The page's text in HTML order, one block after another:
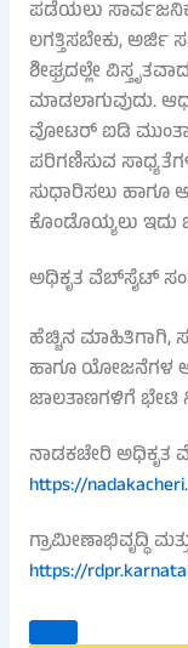
ಪಡೆಯಲು
ಲಗತ್ತಿಸಬೇಕು, ಅರ್ಜಿ
ಶೀಘ್ರದಲ್ಲೇ
ಮಾಡಲಾಗುವುದು.
ವೋಟರ್ ಐಡಿ
ಪರಿಗಣಿಸುವ
ಸುಧಾರಿಸಲು ಹಾಗೂ
ಕೊಂಡೊಯ್ಯಲು ಇದು
ಅಧಿಕೃತ ವೆಬ್‌ಸೈಟ್
ಹೆಚ್ಚಿನ ಮಾಹಿತಿಗಾಗಿ,
ಹಾಗೂ ಯೋಜನೆಗಳ
ಜಾಲತಾಣಗಳಿಗೆ ಭೇಟಿ
ನಾಡಕಚೇರಿ ಅಧಿಕೃತ
https://
ಗ್ರಾಮೀಣಾಭಿವೃದ್ಧಿ
https://